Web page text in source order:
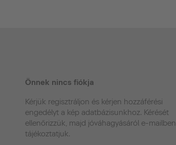
Önnek nincs fiókja
Kérjük regisztráljon és kérjen hozzáférési
engedélyt a kép adatbázisunkhoz. Kérését
ellenőrizzük, majd jóváhagyásáról e-mailben
tájékoztatjuk.